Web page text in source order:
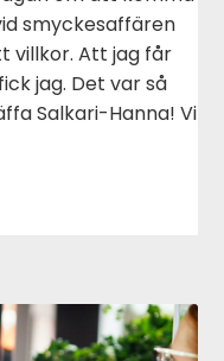
smyckesaffären
villkor. Att jag får
jag. Det var så
Salkari-Hanna! Vi